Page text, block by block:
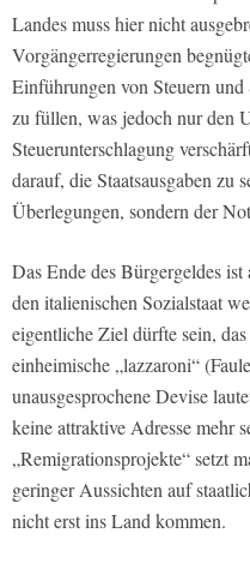
Landes muss hier nicht
Vorgängerregierungen
Einführungen von Steuern und
zu füllen, was jedoch nur den
Steuerunterschlagung
darauf, die Staatsausgaben zu
Überlegungen, sondern der
Das Ende des Bürgergeldes
den italienischen Sozialstaat
eigentliche Ziel dürfte sein,
einheimische „lazzaroni“
unausgesprochene Devise
keine attraktive Adresse mehr
„Remigrationsprojekte“ setzt
geringer Aussichten auf
nicht erst ins Land kommen.